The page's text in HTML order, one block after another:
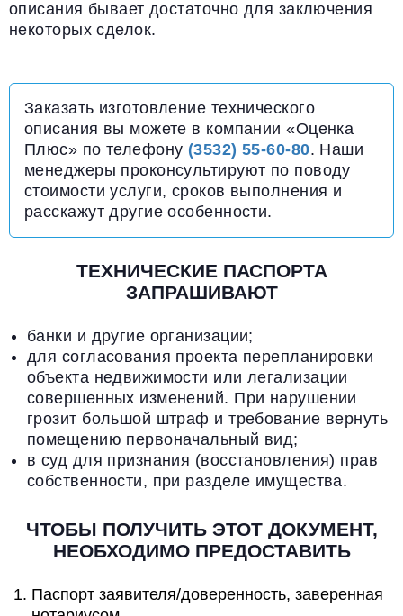
описания бывает достаточно для заключения
некоторых сделок.
Заказать изготовление технического
описания вы можете в компании «Оценка
Плюс» по телефону (3532) 55-60-80. Наши
менеджеры проконсультируют по поводу
стоимости услуги, сроков выполнения и
расскажут другие особенности.
ТЕХНИЧЕСКИЕ ПАСПОРТА
ЗАПРАШИВАЮТ
банки и другие организации;
для согласования проекта перепланировки
объекта недвижимости или легализации
совершенных изменений. При нарушении
грозит большой штраф и требование вернуть
помещению первоначальный вид;
в суд для признания (восстановления) прав
собственности, при разделе имущества.
ЧТОБЫ ПОЛУЧИТЬ ЭТОТ ДОКУМЕНТ,
НЕОБХОДИМО ПРЕДОСТАВИТЬ
Паспорт заявителя/доверенность, заверенная